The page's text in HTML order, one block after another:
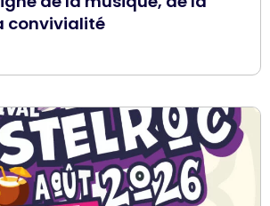
convivialité